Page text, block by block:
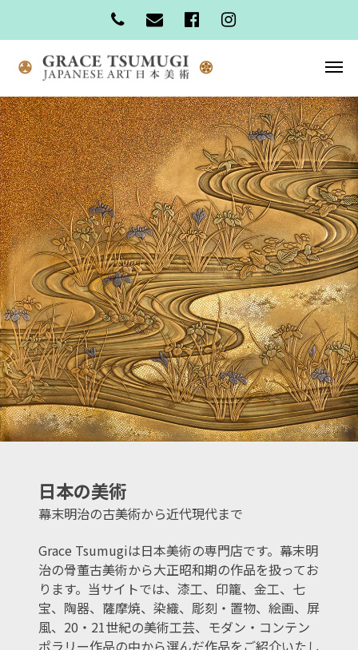
日本の美術
幕末明治の古美術から近代現代まで
Grace Tsumugiは日本美術の専門店です。幕末明
治の骨董古美術から大正昭和期の作品を扱ってお
ります。当サイトでは、漆工、印籠、金工、七
宝、陶器、薩摩焼、染織、彫刻・置物、絵画、屏
風、20・21世紀の美術工芸、モダン・コンテン
ポラリー作品の中から選んだ作品をご紹介いたし